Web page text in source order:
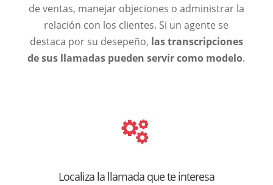
de ventas, manejar objeciones o administrar la
relación con los clientes. Si un agente se
destaca por su desepeño, las transcripciones
de sus llamadas pueden servir como modelo.
Localiza la llamada que te interesa